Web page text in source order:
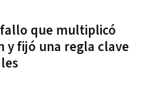
que multiplicó
y fijó una regla clave